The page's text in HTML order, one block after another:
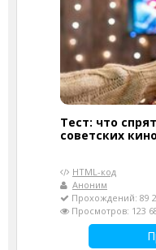
Тест: что
советских
HTML-код
Аноним
Прохождений: 89
Просмотров: 123